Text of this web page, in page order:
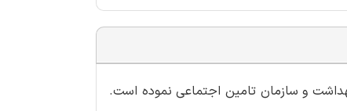
بهداشت و سازمان تامین اجتماعی نموده است.